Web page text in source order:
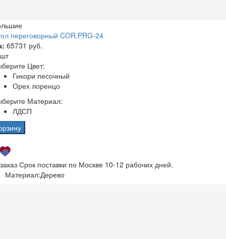
переговорный COR.PRG-24
65731 руб.
Цвет:
Гикори песочный
Орех лоренцо
Материал:
ЛДСП
Срок поставки по Москве 10-12 рабочих дней.
Материал:Дерево